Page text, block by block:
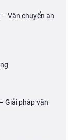
Vận chuyển an
Giải pháp vận